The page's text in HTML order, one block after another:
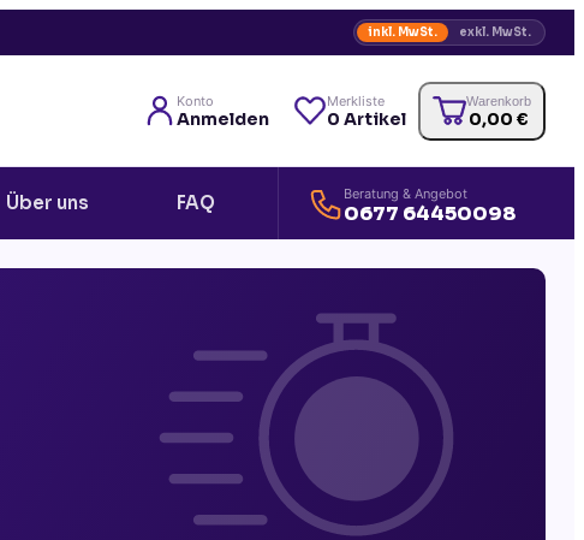
inkl. MwSt. exkl. MwSt.
Konto
Anmelden
Merkliste
0 Artikel
Warenkorb
0,00 €
Über uns FAQ Beratung & Angebot
0677 64450098